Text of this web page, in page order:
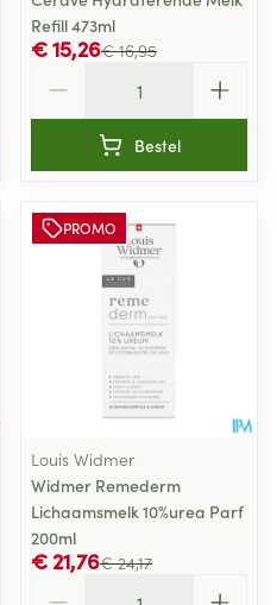
Refill 473ml
€ 16,95
€ 15,26
Bestel
PROMO
Louis Widmer
Widmer Remederm
Lichaamsmelk 10%urea Parf
200ml
€ 24,17
€ 21,76